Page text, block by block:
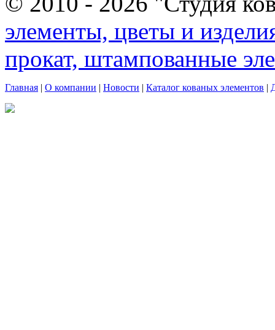
элементы, цветы и
прокат, штампованные
Главная | О компании | Новости | Каталог кованых элементов |